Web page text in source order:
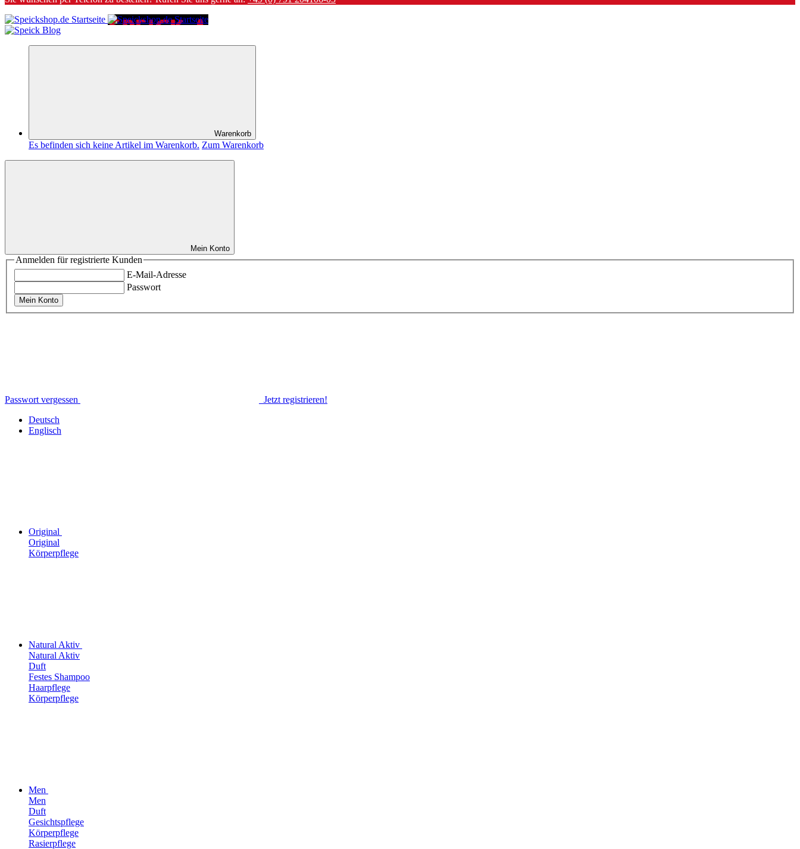
Warenkorb
Es befinden sich keine Artikel im Warenkorb. Zum Warenkorb
Mein Konto
Anmelden für registrierte Kunden
E-Mail-Adresse
Passwort
Mein Konto
Passwort vergessen
Jetzt registrieren!
Deutsch
Englisch
Original
Original
Körperpflege
Natural Aktiv
Natural Aktiv
Duft
Festes Shampoo
Haarpflege
Körperpflege
Men
Men
Duft
Gesichtspflege
Körperpflege
Rasierpflege